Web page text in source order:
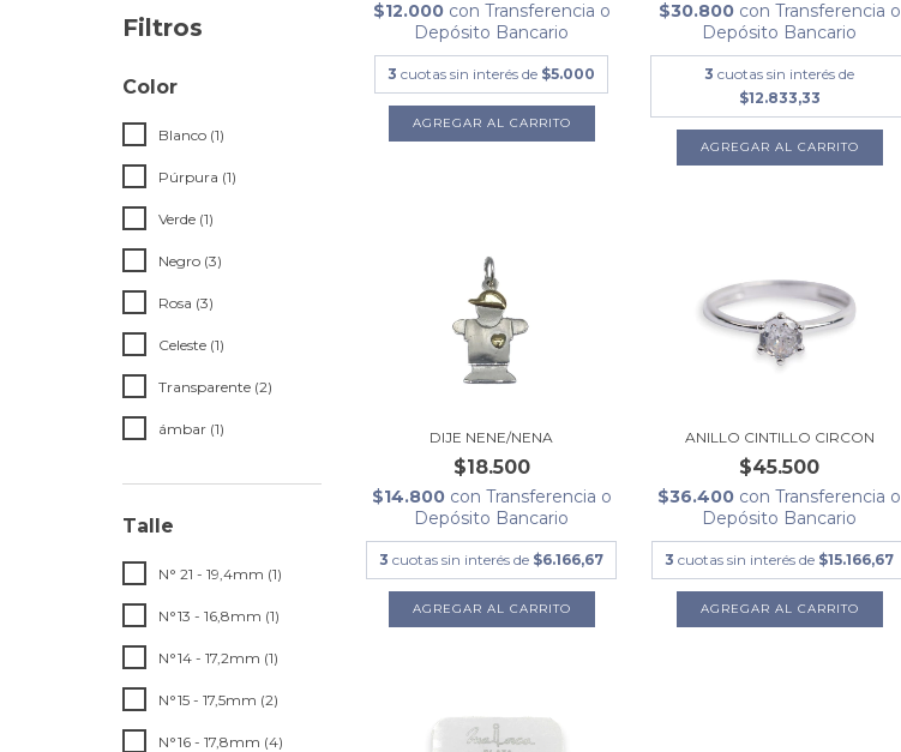
Filtros
Color
Blanco (1)
Púrpura (1)
Verde (1)
Negro (3)
Rosa (3)
Celeste (1)
Transparente (2)
ámbar (1)
Talle
N° 21 - 19,4mm (1)
N°13 - 16,8mm (1)
N°14 - 17,2mm (1)
N°15 - 17,5mm (2)
N°16 - 17,8mm (4)
$12.000 con Transferencia o
Depósito Bancario
3 cuotas sin interés de $5.000
$30.800 con Transferencia o
Depósito Bancario
3 cuotas sin interés de
$12.833,33
AGREGAR AL CARRITO
DIJE NENE/NENA
$18.500
$14.800 con Transferencia o
Depósito Bancario
3 cuotas sin interés de $6.166,67
AGREGAR AL CARRITO
ANILLO CINTILLO CIRCON
$45.500
$36.400 con Transferencia o
Depósito Bancario
3 cuotas sin interés de $15.166,67
AGREGAR AL CARRITO